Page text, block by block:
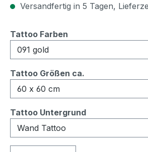
Versandfertig in 5 Tagen,
Tattoo Farben
Tattoo Größen ca.
Tattoo Untergrundauswählen